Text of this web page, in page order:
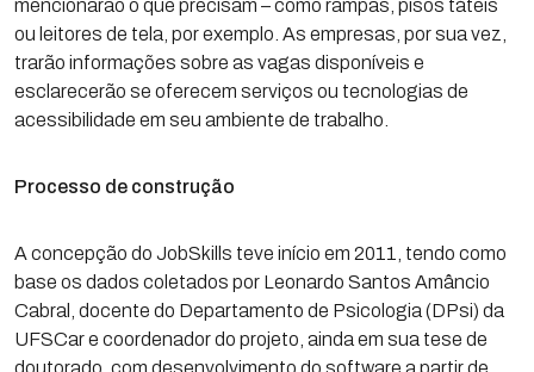
mencionarão o que precisam – como rampas, pisos táteis
ou leitores de tela, por exemplo. As empresas, por sua vez,
trarão informações sobre as vagas disponíveis e
esclarecerão se oferecem serviços ou tecnologias de
acessibilidade em seu ambiente de trabalho.
Processo de construção
A concepção do JobSkills teve início em 2011, tendo como
base os dados coletados por Leonardo Santos Amâncio
Cabral, docente do Departamento de Psicologia (DPsi) da
UFSCar e coordenador do projeto, ainda em sua tese de
doutorado, com desenvolvimento do software a partir de